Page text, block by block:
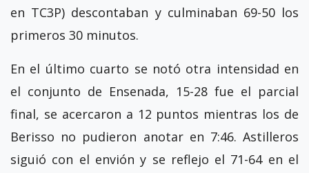
en TC3P) descontaban y culminaban 69-50 los
primeros 30 minutos.
En el último cuarto se notó otra intensidad en
el conjunto de Ensenada, 15-28 fue el parcial
final, se acercaron a 12 puntos mientras los de
Berisso no pudieron anotar en 7:46. Astilleros
siguió con el envión y se reflejo el 71-64 en el